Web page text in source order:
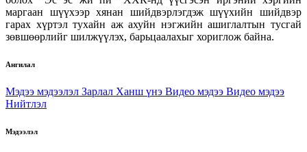
маргаан шүүхээр хянан шийдвэрлэгдэж шүүхийн шийдвэр
гарах хүртэл тухайн аж ахуйн нэгжийн ашиглалтын тусгай
зөвшөөрлийг шилжүүлэх, барьцаалахыг хориглож байна.
Ангилал
Мэдээ мэдээлэл Зарлал Ханш үнэ Видео мэдээ Видео мэдээ
Нийтлэл
Мэдээлэл